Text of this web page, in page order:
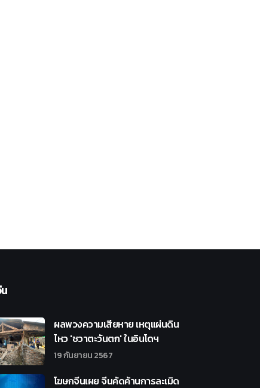
ผลพวงความเสียหาย เหตุแผ่นดิน
ไหว 'ชวาตะวันตก' ในอินโดฯ
19 กันยายน 2567
โฆษกจีนเผย จีนคัดค้านการละเมิด